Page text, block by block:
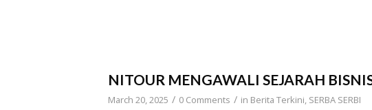
NITOUR MENGAWALI SEJARAH
March 20, 2025 / 0 Comments / in Berita Terkini, SERBA SERBI